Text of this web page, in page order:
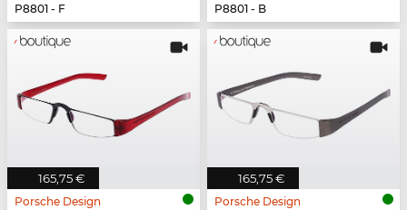
P8801 - F
P8801 - B
165,75 €
Porsche Design
165,75 €
Porsche Design